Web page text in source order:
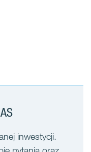
inwestycji.